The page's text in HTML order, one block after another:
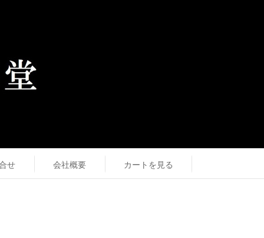
せ 会社概要 カートを見る